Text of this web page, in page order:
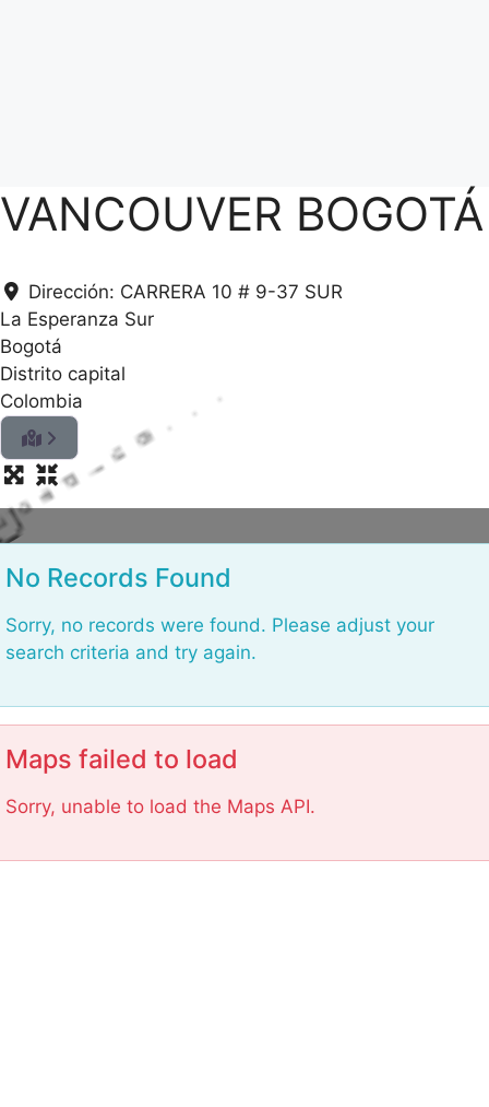
VANCOUVER BOGOTÁ
Dirección: CARRERA 10 # 9-37 SUR
La Esperanza Sur
Bogotá
Distrito capital
Colombia
o
d
g
.
.
No Records Found
Sorry, no records were found. Please adjust your
search criteria and try again.
Maps failed to load
Sorry, unable to load the Maps API.